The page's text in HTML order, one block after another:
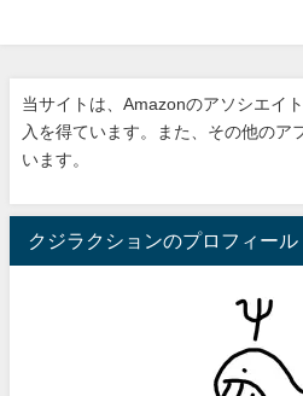
当サイトは、Amazonのアソシエイ
入を得ています。また、その他のア
います。
クジラクションのプロフィール